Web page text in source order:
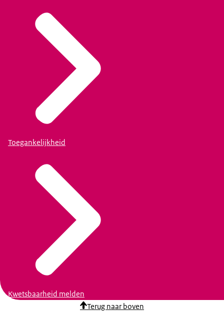
Toegankelijkheid
Kwetsbaarheid melden
Terug naar boven